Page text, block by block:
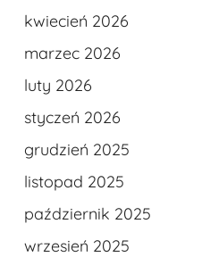
kwiecień 2026
marzec 2026
luty 2026
styczeń 2026
grudzień 2025
listopad 2025
październik 2025
wrzesień 2025